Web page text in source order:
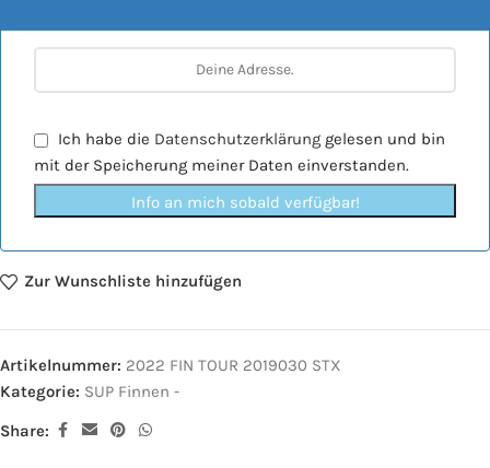
Ich habe die Datenschutzerklärung gelesen und bin
mit der Speicherung meiner Daten einverstanden.
Info an mich sobald verfügbar!
Zur Wunschliste hinzufügen
Artikelnummer: 2022 FIN TOUR 2019030 STX
Kategorie: SUP Finnen -
Share: